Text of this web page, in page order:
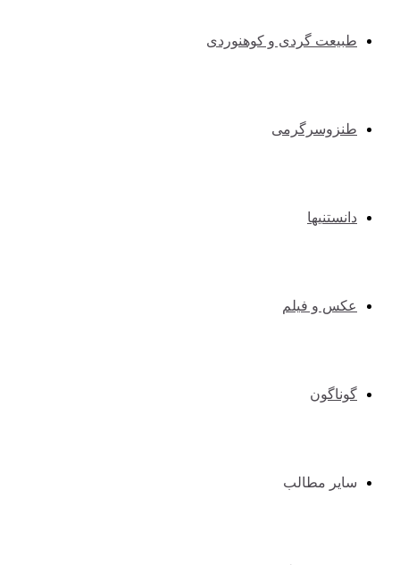
طبیعت گردی و کوهنوردی
طنزوسرگرمی
دانستنیها
عکس و فیلم
گوناگون
سایر مطالب